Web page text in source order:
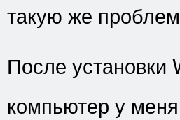
такую же
После установки
компьютер у